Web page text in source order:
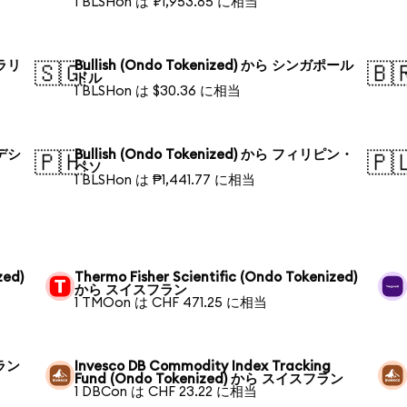
リ 🇸🇬Bullish (Ondo Tokenized) から シンガポール
ドル
1 BLSHon は $30.36 に相当
シ 🇵🇭Bullish (Ondo Tokenized) から フィリピン・
ペソ
1 BLSHon は ₱1,441.77 に相当
Thermo Fisher Scientific (Ondo Tokenized)
から スイスフラン
1 TMOon は CHF 471.25 に相当
ン
Invesco DB Commodity Index Tracking
Fund (Ondo Tokenized) から スイスフラン
1 DBCon は CHF 23.22 に相当